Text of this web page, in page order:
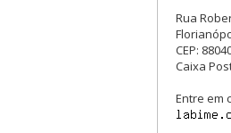
Rua
CEP:
Caixa
Entre em